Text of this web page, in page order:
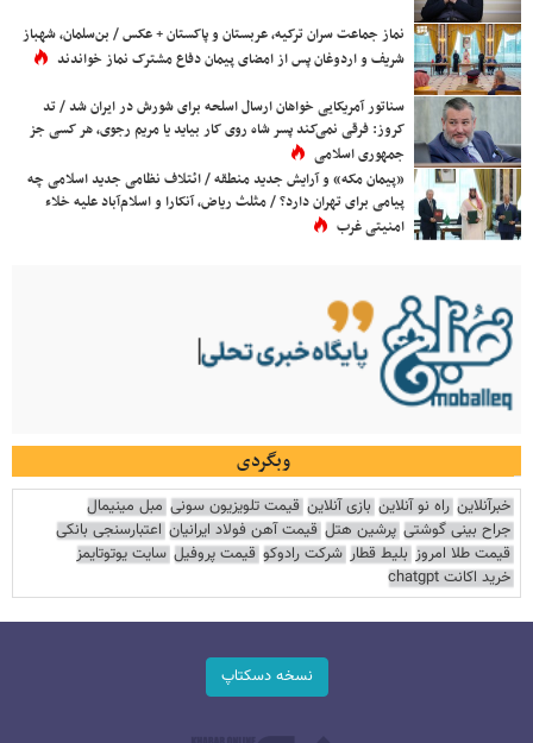
نماز جماعت سران ترکیه، عربستان و پاکستان + عکس / بن‌سلمان، شهباز
شریف و اردوغان پس از امضای پیمان دفاع مشترک نماز خواندند
سناتور آمریکایی خواهان ارسال اسلحه برای شورش در ایران شد / تد
کروز: فرقی نمی‌کند پسر شاه روی کار بیاید یا مریم رجوی، هر کسی جز
جمهوری اسلامی
«پیمان مکه» و آرایش جدید منطقه / ائتلاف نظامی جدید اسلامی چه
پیامی برای تهران دارد؟ / مثلث ریاض، آنکارا و اسلام‌آباد علیه خلاء
امنیتی غرب
وبگردی
خبرآنلاین راه نو آنلاین بازی آنلاین قیمت تلویزیون سونی مبل مینیمال
جراح بینی گوشتی پرشین هتل قیمت آهن فولاد ایرانیان اعتبارسنجی بانکی
قیمت طلا امروز بلیط قطار شرکت رادوکو قیمت پروفیل سایت یوتوتایمز
خرید اکانت chatgpt
نسخه دسکتاپ